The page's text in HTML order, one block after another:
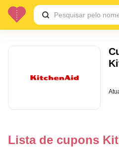
Lista de cupons